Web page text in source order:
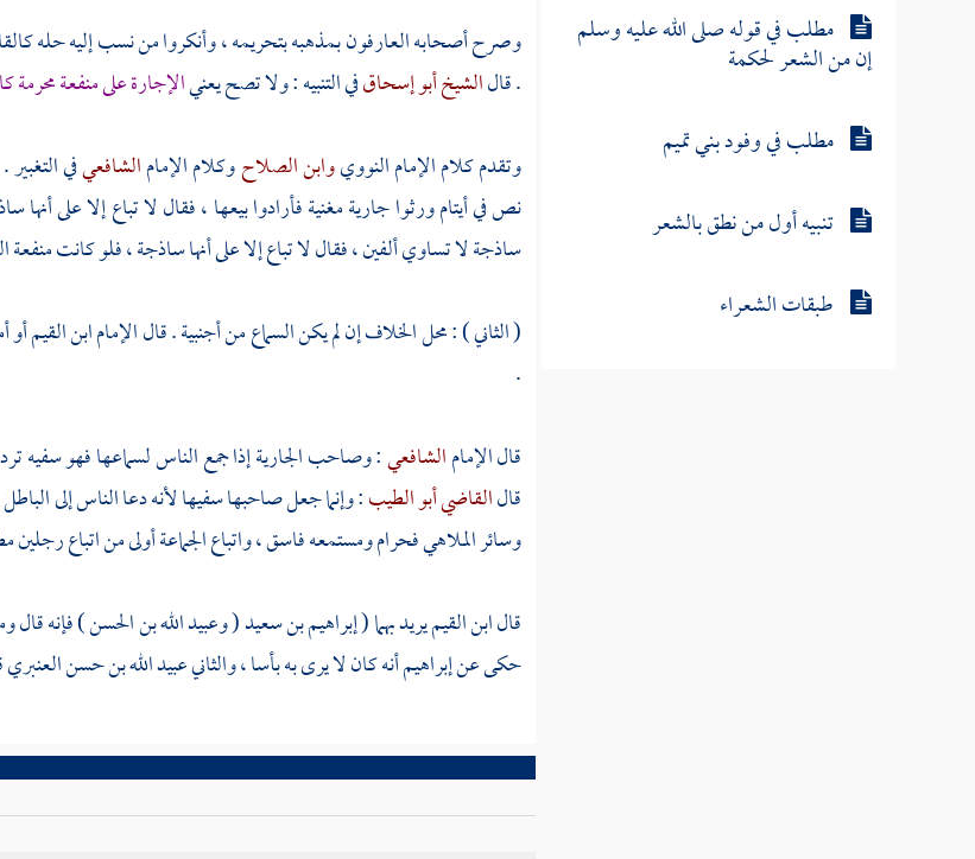
مطلب في قوله صلى الله عليه وسلم
إن من الشعر لحكمة
مطلب في وفود بني تميم
تنبيه أول من نطق بالشعر
طبقات الشعراء
وصرح أصحابه العارفون بمذهبه بتحريمه ، وأنكروا من نسب إليه حله
. قالالشيخ أبو إسحاقفي التنبيه : ولا تصح يعنيالإجارة على منفعة محرمة
وتقدم كلام الإمامالنوويوابن الصلاحوكلام الإمامالشافعيفي
نص في أيتام ورثوا جارية مغنية فأرادوا بيعها ، فقال لا تباع إلا على
ساذجة لا تساوي ألفين ، فقال لا تباع إلا على أنها ساذجة ، فلو كانت منفعة
( الثاني ) : محل الخلاف إن لم يكن السماع من أجنبية . قال الإمامابن القيمأو
.
قال الإمامالشافعي: وصاحب الجارية إذا جمع الناس لسماعها فهو سفيه
قالالقاضي أبو الطيب: وإنما جعل صاحبها سفيها لأنه دعا الناس إلى
وسائر الملاهي فحرام ومستمعه فاسق ، واتباع الجماعة أولى من اتباع رجلين
قالابن القيميريد بهما (إبراهيم بن سعيد(وعبيد الله بن الحسن) فإنه قال
حكى عنإبراهيمأنه كان لا يرى به بأسا ، والثانيعبيد الله بن حسن العنبري